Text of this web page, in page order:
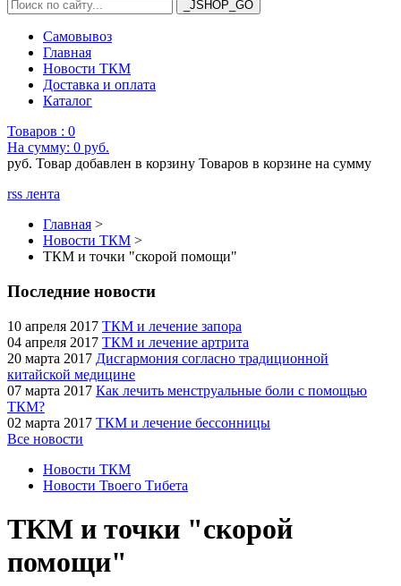
Самовывоз
Главная
Новости ТКМ
Доставка и оплата
Каталог
Товаров : 0
На сумму: 0 руб.
руб. Товар добавлен в корзину Товаров в корзине на сумму
rss лента
Главная >
Новости ТКМ >
ТКМ и точки "скорой помощи"
Последние новости
10 апреля 2017 ТКМ и лечение запора
04 апреля 2017 ТКМ и лечение артрита
20 марта 2017 Дисгармония согласно традиционной
китайской медицине
07 марта 2017 Как лечить менструальные боли с помощью
ТКМ?
02 марта 2017 ТКМ и лечение бессонницы
Все новости
Новости ТКМ
Новости Твоего Тибета
ТКМ и точки "скорой
помощи"